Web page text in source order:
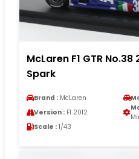
McLaren F1 GTR
Spark
Brand : McLaren
Version : F1 2012
Scale : 1/43